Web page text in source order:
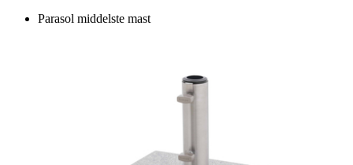
Parasol middelste mast